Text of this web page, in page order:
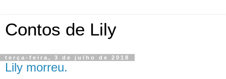
Contos de Lily
terça-feira, 3 de julho de 2018
Lily morreu.